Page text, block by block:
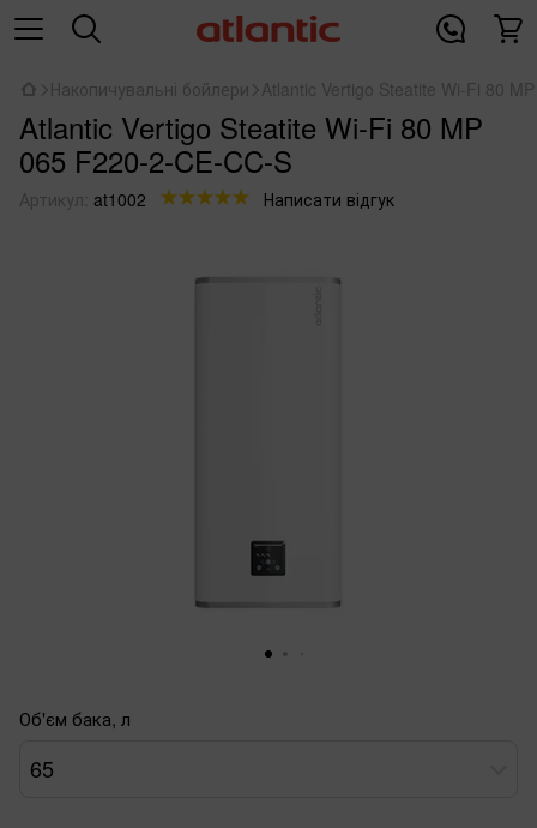
Накопичувальні бойлери Atlantic Vertigo Steatite Wi-Fi 80
Atlantic Vertigo Steatite Wi-Fi 80 MP
065 F220-2-CE-CC-S
Артикул: at1002 Написати відгук
Об'єм бака, л
65